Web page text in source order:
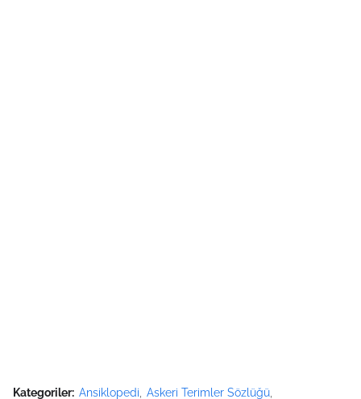
Kategoriler: Ansiklopedi Askeri Terimler Sözlüğü